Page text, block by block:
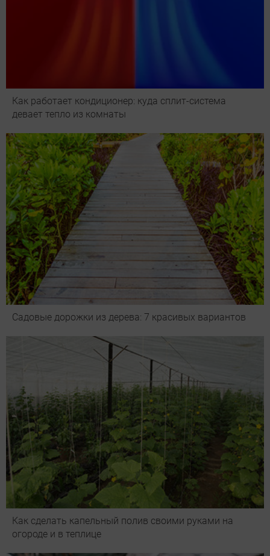
Как работает кондиционер: куда сплит-система
девает тепло из комнаты
Садовые дорожки из дерева: 7 красивых вариантов
Как сделать капельный полив своими руками на
огороде и в теплице